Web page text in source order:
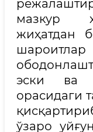
мазкур
жиҳатдан
эски ва
орасидаги
ўзаро